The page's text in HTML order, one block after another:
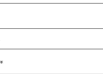
*